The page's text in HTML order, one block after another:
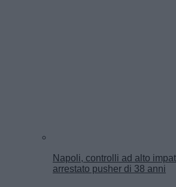
Napoli, controlli ad alto
arrestato pusher di 38 anni